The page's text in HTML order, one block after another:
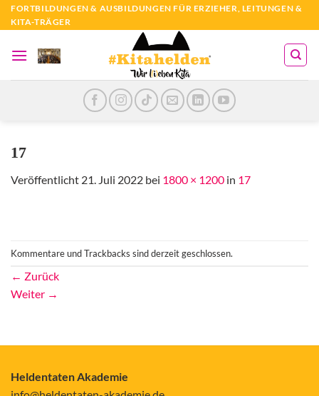
Zum
Inhalt
FORTBILDUNGEN & AUSBILDUNGEN FÜR ERZIEHER, LEITUNGEN &
KITA-TRÄGER
17
Veröffentlicht 21. Juli 2022 bei 1800 × 1200 in 17
Kommentare und Trackbacks sind derzeit geschlossen.
← Zurück
Weiter →
Heldentaten Akademie